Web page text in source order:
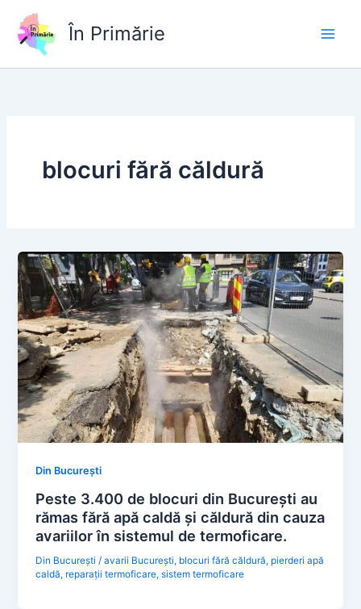
content
În Primărie
blocuri fără căldură
Din București
Peste 3.400 de blocuri din București au
rămas fără apă caldă și căldură din cauza
avariilor în sistemul de termoficare.
Din București /avarii București, blocuri fără căldură, pierderi apă
caldă, reparații termoficare,sistem termoficare